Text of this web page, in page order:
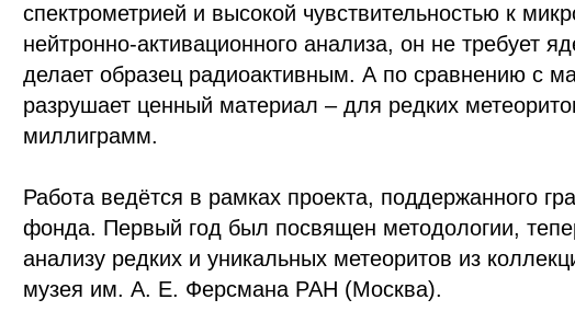
спектрометрией и высокой чувствительностью к
нейтронно-активационного анализа, он не требует
делает образец радиоактивным. А по сравнению с
разрушает ценный материал – для редких
миллиграмм.
Работа ведётся в рамках проекта, поддержанного
фонда. Первый год был посвящен методологии,
анализу редких и уникальных метеоритов из
музея им. А. Е. Ферсмана РАН (Москва).